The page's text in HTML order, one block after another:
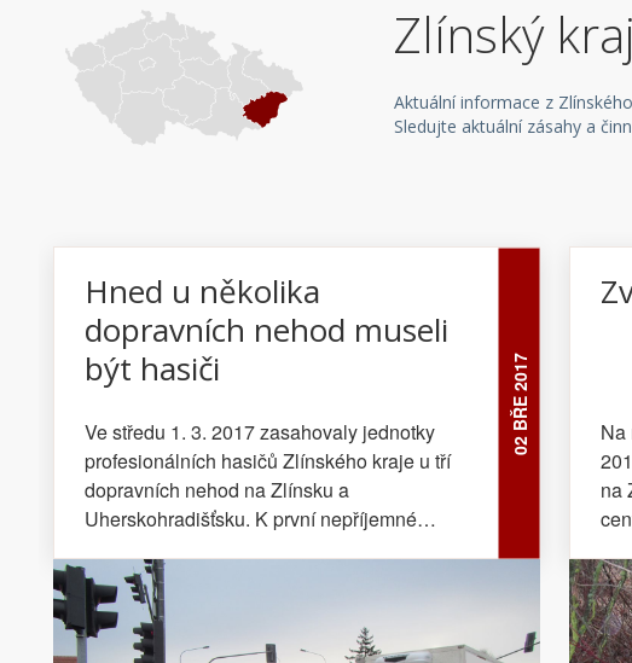
Zlínský kraj
Aktuální informace z
Sledujte aktuální zásahy a
02 BŘE 2017
Hned u několika
dopravních nehod museli
být hasiči
Ve středu 1. 3. 2017 zasahovaly jednotky
profesionálních hasičů Zlínského kraje u tří
dopravních nehod na Zlínsku a
Uherskohradišťsku. K první nepříjemné
5:52 hodin sem vyjela jednotka
profesionálních hasičů ze stanice Zlín ke
střetu osobního automobilu s divokým
Na
na